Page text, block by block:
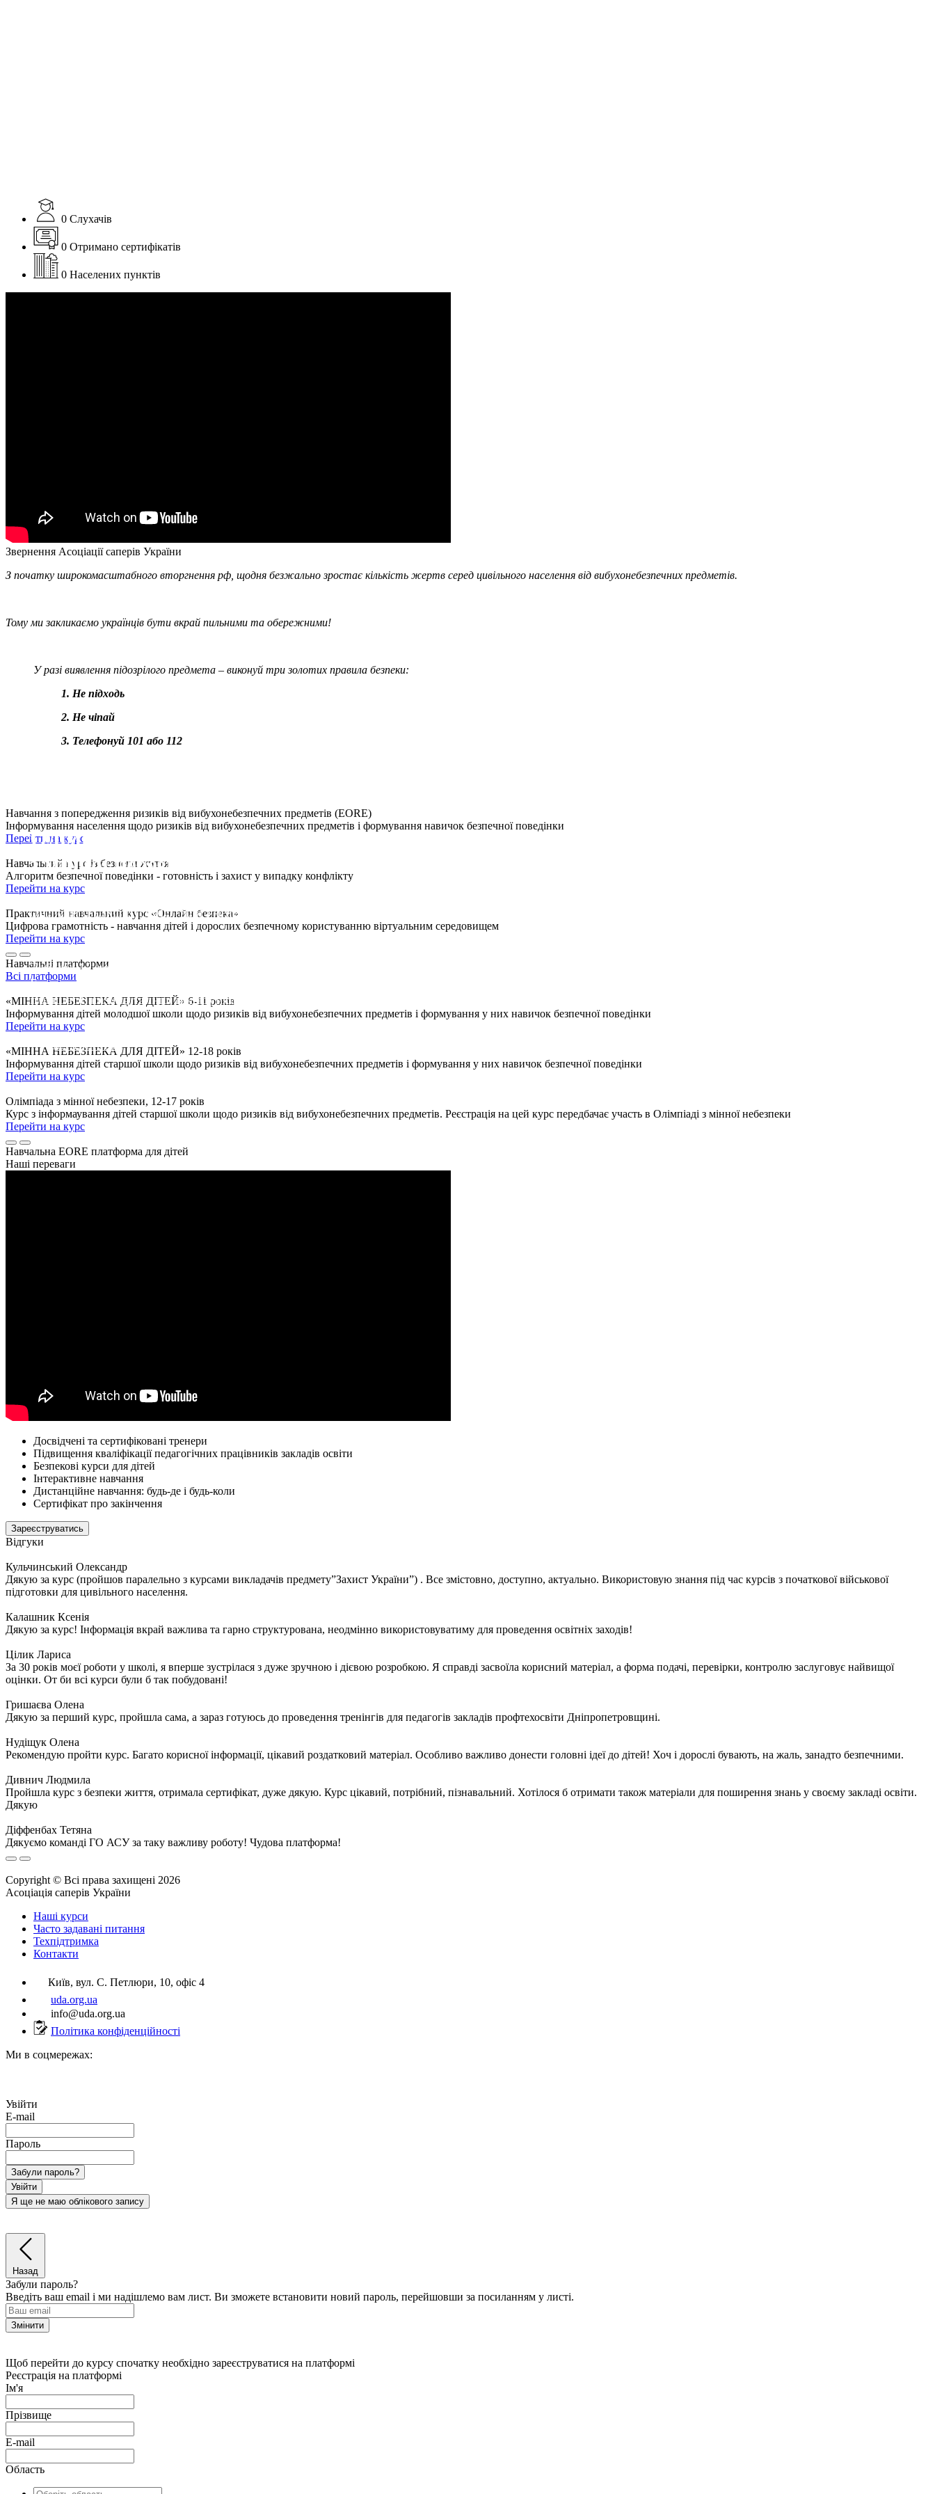
0 Слухачів
0 Отримано сертифікатів
0 Населених пунктів
Звернення Асоціації саперів України
З початку широкомасштабного вторгнення рф, щодня безжально зростає кількість жертв серед цивільного населення від вибухонебезпечних предметів.
Тому ми закликаємо українців бути вкрай пильними та обережними!
У разі виявлення підозрілого предмета – виконуй три золотих правила безпеки:
1. Не підходь
2. Не чіпай
3. Телефонуй 101 або 112
Олімпіада
з мінної небезпеки
ОНЛАЙН | БЕЗКОШТОВНО | ДЛЯ УЧНІВ 12-17 РОКІВ
Тобі від 12 до 17 років?
Бери участь в Олімпіаді та вигравай
планшет Samsung та інші подарунки.
ДЕТАЛЬНІШЕ
Навчання з попередження ризиків від вибухонебезпечних предметів (EORE)
Інформування населення щодо ризиків від вибухонебезпечних предметів і формування навичок безпечної поведінки
Перейти на курс
Навчальний курс із безпеки життя
Алгоритм безпечної поведінки - готовність і захист у випадку конфлікту
Перейти на курс
Практичний навчальний курс «Онлайн безпека»
Цифрова грамотність - навчання дітей і дорослих безпечному користуванню віртуальним середовищем
Перейти на курс
Навчальні платформи
Всі платформи
«МІННА НЕБЕЗПЕКА ДЛЯ ДІТЕЙ» 6-11 років
Інформування дітей молодшої школи щодо ризиків від вибухонебезпечних предметів і формування у них навичок безпечної поведінки
Перейти на курс
«МІННА НЕБЕЗПЕКА ДЛЯ ДІТЕЙ» 12-18 років
Інформування дітей старшої школи щодо ризиків від вибухонебезпечних предметів і формування у них навичок безпечної поведінки
Перейти на курс
Олімпіада з мінної небезпеки, 12-17 років
Курс з інформаування дітей старшої школи щодо ризиків від вибухонебезпечних предметів. Реєстрація на цей курс передбачає участь в Олімпіаді з мінної небезпеки
Перейти на курс
Навчальна EORE платформа для дітей
Наші переваги
Досвідчені та сертифіковані тренери
Підвищення кваліфікації педагогічних працівників закладів освіти
Безпекові курси для дітей
Інтерактивне навчання
Дистанційне навчання: будь-де і будь-коли
Сертифікат про закінчення
Зареєструватись
Відгуки
Кульчинський Олександр
Дякую за курс (пройшов паралельно з курсами викладачів предмету”Захист України”) . Все змістовно, доступно, актуально. Використовую знання під час курсів з початкової військової
підготовки для цивільного населення.
Калашник Ксенія
Дякую за курс! Інформація вкрай важлива та гарно структурована, неодмінно використовуватиму для проведення освітніх заходів!
Цілик Лариса
За 30 років моєї роботи у школі, я вперше зустрілася з дуже зручною і дієвою розробкою. Я справді засвоїла корисний матеріал, а форма подачі, перевірки, контролю заслуговує найвищої
оцінки. От би всі курси були б так побудовані!
Гришаєва Олена
Дякую за перший курс, пройшла сама, а зараз готуюсь до проведення тренінгів для педагогів закладів профтехосвіти Дніпропетровщині.
Нудіщук Олена
Рекомендую пройти курс. Багато корисної інформації, цікавий роздатковий матеріал. Особливо важливо донести головні ідеї до дітей! Хоч і дорослі бувають, на жаль, занадто безпечними.
Дивнич Людмила
Пройшла курс з безпеки життя, отримала сертифікат, дуже дякую. Курс цікавий, потрібний, пізнавальний. Хотілося б отримати також матеріали для поширення знань у своєму закладі освіти.
Дякую
Діффенбах Тетяна
Дякуємо команді ГО АСУ за таку важливу роботу! Чудова платформа!
Copyright © Всі права захищені 2026
Асоціація саперів України
Наші курси
Часто задавані питання
Техпідтримка
Контакти
Київ, вул. С. Петлюри, 10, офіс 4
uda.org.ua
info@uda.org.ua
Політика конфіденційності
Ми в соцмережах:
Увійти
E-mail
Пароль
Забули пароль?
Увійти
Я ще не маю облікового запису
Назад
Забули пароль?
Введіть ваш email і ми надішлемо вам лист. Ви зможете встановити новий пароль, перейшовши за посиланням у листі.
Змінити
Щоб перейти до курсу спочатку необхідно зареєструватися на платформі
Реєстрація на платформі
Ім'я
Прізвище
E-mail
Область